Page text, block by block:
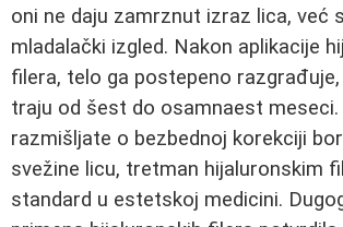
oni ne daju zamrznut izraz lica, već
mladalački izgled. Nakon aplikacije
filera, telo ga postepeno
traju od šest do osamnaest meseci.
razmišljate o bezbednoj korekciji
svežine licu, tretman hijaluronskim
standard u estetskoj medicini.